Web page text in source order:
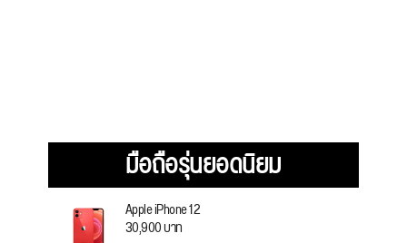
มือถือรุ่นยอดนิยม
Apple iPhone 12
30,900 บาท